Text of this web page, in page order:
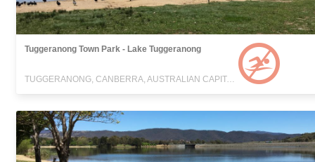
Tuggeranong Town Park - Lake Tuggeranong
TUGGERANONG, CANBERRA, AUSTRALIAN CAPITAL TERRITORY